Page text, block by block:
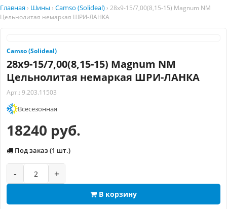
Главная › Шины › Camso (Solideal) › 28x9-15/7,00(8,15-15) Magnum NM
Цельнолитая немаркая ШРИ-ЛАНКА
Camso (Solideal)
28x9-15/7,00(8,15-15) Magnum NM
Цельнолитая немаркая ШРИ-ЛАНКА
Арт.: 9.203.11503
Всесезонная
18240 руб.
Под заказ (1 шт.)
- +
В корзину